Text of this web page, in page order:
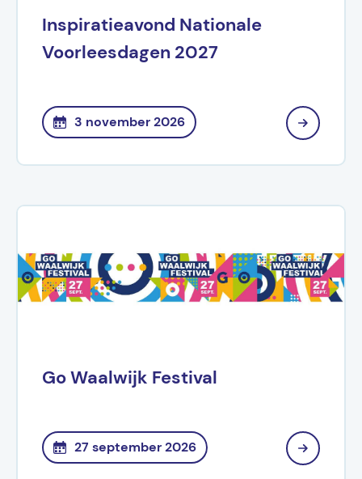
Inspiratieavond Nationale
Voorleesdagen 2027
3 november 2026
Go Waalwijk Festival
27 september 2026